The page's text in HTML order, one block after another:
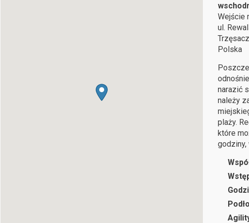
Wejście
ul.
Trzęsacz
Polska
narazić
należy
plaży.
które
godziny,